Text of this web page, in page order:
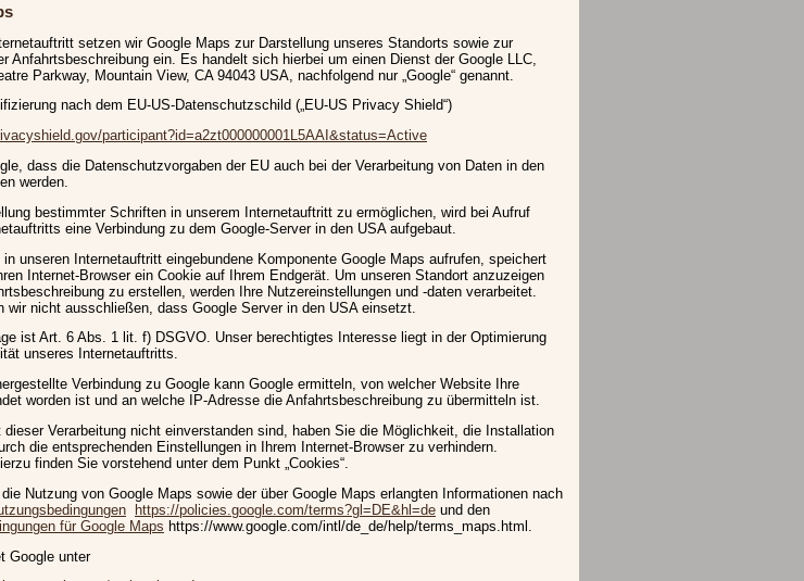
setzen wir Google Maps zur Darstellung unseres Standorts sowie zur
Anfahrtsbeschreibung ein. Es handelt sich hierbei um einen Dienst der Google LLC,
Parkway, Mountain View, CA 94043 USA, nachfolgend nur „Google“ genannt.
nach dem EU-US-Datenschutzschild („EU-US Privacy Shield“)
participant?id=a2zt000000001L5AAI&status=Active
dass die Datenschutzvorgaben der EU auch bei der Verarbeitung von Daten in den
werden.
bestimmter Schriften in unserem Internetauftritt zu ermöglichen, wird bei Aufruf
eine Verbindung zu dem Google-Server in den USA aufgebaut.
unseren Internetauftritt eingebundene Komponente Google Maps aufrufen, speichert
Internet-Browser ein Cookie auf Ihrem Endgerät. Um unseren Standort anzuzeigen
zu erstellen, werden Ihre Nutzereinstellungen und -daten verarbeitet.
wir nicht ausschließen, dass Google Server in den USA einsetzt.
ist Art. 6 Abs. 1 lit. f) DSGVO. Unser berechtigtes Interesse liegt in der Optimierung
unseres Internetauftritts.
Verbindung zu Google kann Google ermitteln, von welcher Website Ihre
worden ist und an welche IP-Adresse die Anfahrtsbeschreibung zu übermitteln ist.
Verarbeitung nicht einverstanden sind, haben Sie die Möglichkeit, die Installation
die entsprechenden Einstellungen in Ihrem Internet-Browser zu verhindern.
finden Sie vorstehend unter dem Punkt „Cookies“.
Nutzung von Google Maps sowie der über Google Maps erlangten Informationen nach
https://policies.google.com/terms?gl=DE&hl=de und den
für Google Maps https://www.google.com/intl/de_de/help/terms_maps.html.
Google unter